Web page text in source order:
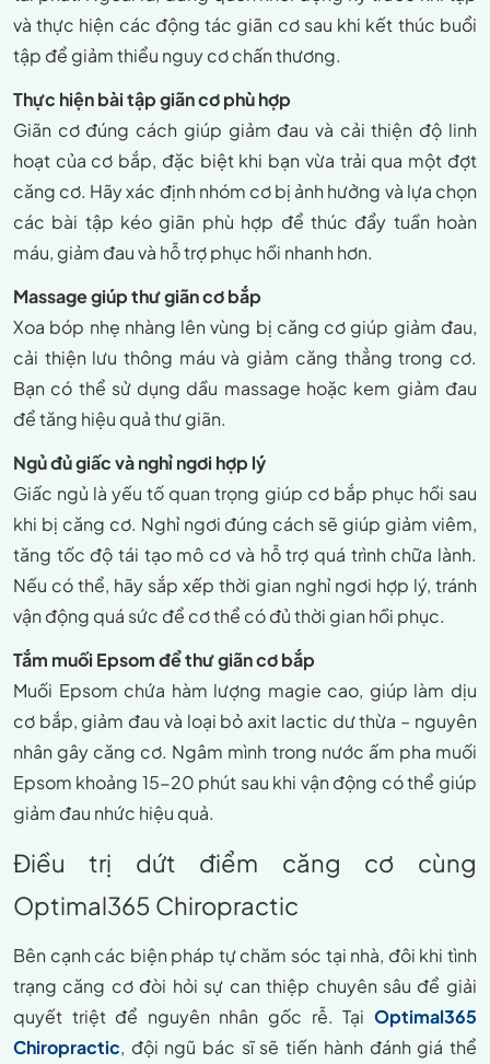
và thực hiện các động tác giãn cơ sau khi kết thúc buổi
tập để giảm thiểu nguy cơ chấn thương.
Thực hiện bài tập giãn cơ phù hợp
Giãn cơ đúng cách giúp giảm đau và cải thiện độ linh
hoạt của cơ bắp, đặc biệt khi bạn vừa trải qua một đợt
căng cơ. Hãy xác định nhóm cơ bị ảnh hưởng và lựa chọn
các bài tập kéo giãn phù hợp để thúc đẩy tuần hoàn
máu, giảm đau và hỗ trợ phục hồi nhanh hơn.
Massage giúp thư giãn cơ bắp
Xoa bóp nhẹ nhàng lên vùng bị căng cơ giúp giảm đau,
cải thiện lưu thông máu và giảm căng thẳng trong cơ.
Bạn có thể sử dụng dầu massage hoặc kem giảm đau
để tăng hiệu quả thư giãn.
Ngủ đủ giấc và nghỉ ngơi hợp lý
Giấc ngủ là yếu tố quan trọng giúp cơ bắp phục hồi sau
khi bị căng cơ. Nghỉ ngơi đúng cách sẽ giúp giảm viêm,
tăng tốc độ tái tạo mô cơ và hỗ trợ quá trình chữa lành.
Nếu có thể, hãy sắp xếp thời gian nghỉ ngơi hợp lý, tránh
vận động quá sức để cơ thể có đủ thời gian hồi phục.
Tắm muối Epsom để thư giãn cơ bắp
Muối Epsom chứa hàm lượng magie cao, giúp làm dịu
cơ bắp, giảm đau và loại bỏ axit lactic dư thừa – nguyên
nhân gây căng cơ. Ngâm mình trong nước ấm pha muối
Epsom khoảng 15-20 phút sau khi vận động có thể giúp
giảm đau nhức hiệu quả.
Điều trị dứt điểm căng cơ cùng
Optimal365 Chiropractic
Bên cạnh các biện pháp tự chăm sóc tại nhà, đôi khi tình
trạng căng cơđòi hỏi sự can thiệp chuyên sâu để giải
quyết triệt để nguyên nhân gốc rễ. Tại Optimal365
Chiropractic, đội ngũ bác sĩ sẽ tiến hành đánh giá thể